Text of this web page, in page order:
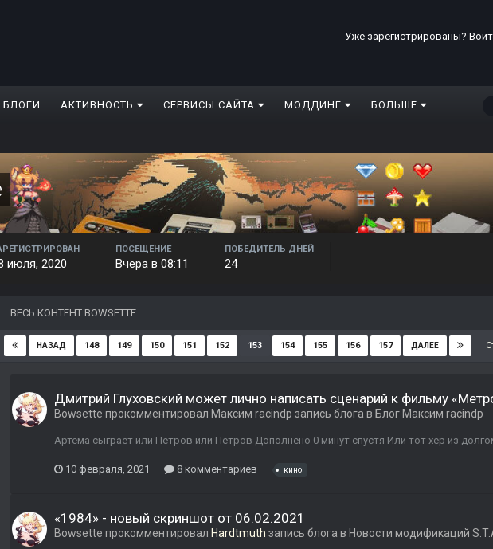
Уже зарегистрированы?
БЛОГИ АКТИВНОСТЬ СЕРВИСЫ САЙТА МОДДИНГ БОЛЬШЕ
июля, 2020
ПОСЕЩЕНИЕ
Вчера в 08:11
ПОБЕДИТЕЛЬ ДНЕЙ
24
ВЕСЬ КОНТЕНТ BOWSETTE
НАЗАД 148 149 150 151 152 153 154 155 156 157 ДАЛЕЕ
Дмитрий Глуховский может лично написать сценарий к фильму
Bowsette прокомментировал Максим raсindp запись блога в Блог Максим raсindp
Артема сыграет или Петров или Петров Дополнено 0 минут спустя Или тот хер из
10 февраля, 2021 8 комментариев кино
«1984» - новый скриншот от 06.02.2021
Bowsette прокомментировал Hardtmuth запись блога в Новости модификаций